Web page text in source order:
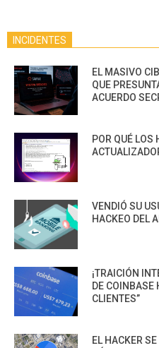
INCIDENTES
EL MASIVO
QUE
ACUERDO
POR QUÉ LOS
VENDIÓ SU
HACKEO DEL
¡TRAICIÓN
DE COINBASE
CLIENTES”
EL HACKER